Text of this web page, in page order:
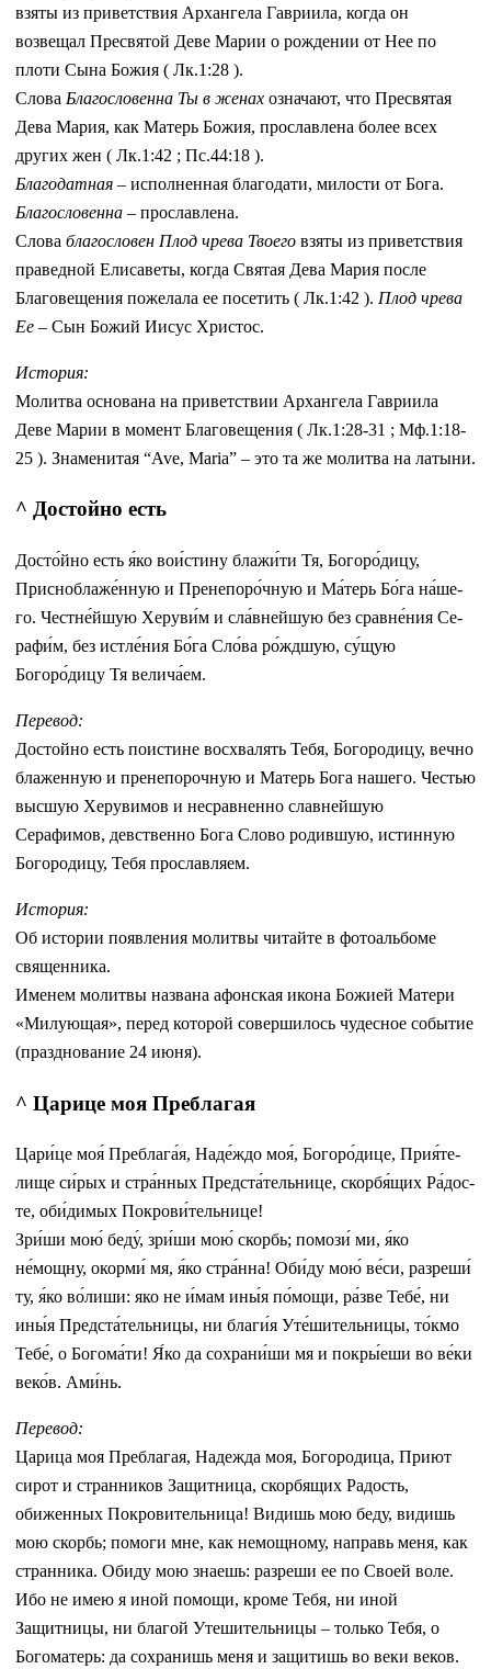
взяты из приветствия Архангела Гавриила, когда он
возвещал Пресвятой Деве Марии о рождении от Нее по
плоти Сына Божия ( Лк.1:28 ).
Слова Благословенна Ты в женах означают, что Пресвятая
Дева Мария, как Матерь Божия, прославлена более всех
других жен ( Лк.1:42 ; Пс.44:18 ).
Благодатная – исполненная благодати, милости от Бога.
Благословенна – прославлена.
Слова благословен Плод чрева Твоего взяты из приветствия
праведной Елисаветы, когда Святая Дева Мария после
Благовещения пожелала ее посетить ( Лк.1:42 ). Плод чрева
Ее – Сын Божий Иисус Христос.
История:
Молитва основана на приветствии Архангела Гавриила
Деве Марии в момент Благовещения ( Лк.1:28-31 ; Мф.1:18-
25 ). Знаменитая “Ave, Maria” – это та же молитва на латыни.
^ Достойно есть
Досто́йно есть я́ко во­и́с­ти­ну блажи́ти Тя, Богоро́дицу,
Присноблаже́нную и Пренепоро́чную и Ма́­терь Бо́­га на́­ше­
го. Чест­не́й­шую Хе­ру­ви́м и сла́в­ней­шую без срав­не́­ния Се­
ра­фи́м, без истле́ния Бо́­га Сло́ва ро́ждшую, су́­щую
Богоро́дицу Тя ве­ли­ча́­ем.
Перевод:
Достойно есть поистине восхвалять Тебя, Богородицу, вечно
блаженную и пренепорочную и Матерь Бога нашего. Честью
высшую Херувимов и несравненно славнейшую
Серафимов, девственно Бога Слово родившую, истинную
Богородицу, Тебя прославляем.
История:
Об истории появления молитвы читайте в фотоальбоме
священника.
Именем молитвы названа афонская икона Божией Матери
«Милующая», перед которой совершилось чудесное событие
(празднование 24 июня).
^ Царице моя Преблагая
Ца­ри́­це моя́ Преблага́я, На­де́ж­до моя́, Бо­го­ро́­ди­це, При­я́те­
ли­ще си́­рых и стра́н­ных Предста́тельнице, скор­бя́­щих Ра́­дос­
те, оби́­ди­мых Покрови́тельнице!
Зри́ши мою́ беду́, зри́ши мою́ скорбь; помози́ ми, я́ко
не́мощну, окорми́ мя, я́ко стра́нна! Оби́ду мою́ ве́­си, разреши́
ту, я́ко во́лиши: яко не и́мам ины́я по́­мо­щи, ра́­зве Те­бе́, ни
ины́я Предста́тельницы, ни благи́я Уте́шительницы, то́кмо
Те­бе́, о Бо­го­ма́­ти! Я́ко да сохрани́ши мя и покры́еши во ве́­ки
ве­ко́в. Ами́нь.
Перевод:
Царица моя Преблагая, Надежда моя, Богородица, Приют
сирот и странников Защитница, скорбящих Радость,
обиженных Покровительница! Видишь мою беду, видишь
мою скорбь; помоги мне, как немощному, направь меня, как
странника. Обиду мою знаешь: разреши ее по Своей воле.
Ибо не имею я иной помощи, кроме Тебя, ни иной
Защитницы, ни благой Утешительницы – только Тебя, о
Богоматерь: да сохранишь меня и защитишь во веки веков.